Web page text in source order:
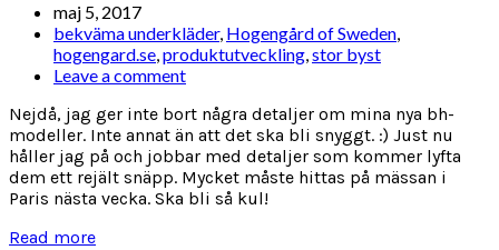
maj 5, 2017
bekväma underkläder, Hogengård of Sweden,
hogengard.se,produktutveckling,stor byst
Leave a comment
Nejdå, jag ger inte bort några detaljer om mina nya bh-
modeller. Inte annat än att det ska bli snyggt. :) Just nu
håller jag på och jobbar med detaljer som kommer lyfta
dem ett rejält snäpp. Mycket måste hittas på mässan i
Paris nästa vecka. Ska bli så kul!
Read more